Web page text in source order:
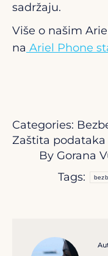
sadržaju.
Više o našim
na Ariel Phone
Categories:
Zaštita podataka
By Gorana
Tags: